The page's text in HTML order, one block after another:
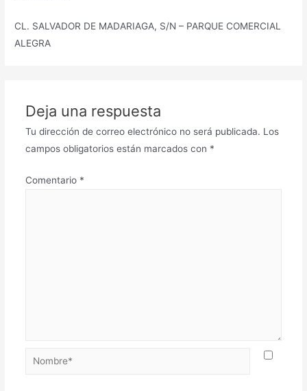
CL. SALVADOR DE MADARIAGA, S/N – PARQUE COMERCIAL
ALEGRA
Deja una respuesta
Tu dirección de correo electrónico no será publicada. Los
campos obligatorios están marcados con *
Comentario *
Nombre*